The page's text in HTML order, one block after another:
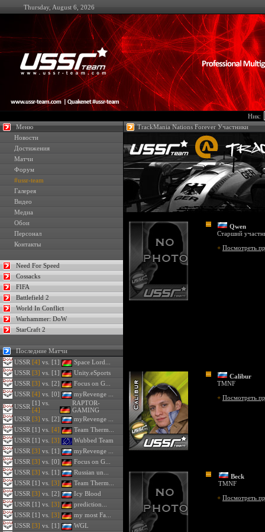
Thursday, August 6, 2026
Ник:
Меню
Новости
Достижения
Матчи
Форум
#ussr-team
Галерея
Видео
Медиа
Обои
Персонал
Контакты
Need For Speed
Cossacks
FIFA
Battlefield 2
World In Conflict
Warhammer: DoW
StarCraft 2
Последние Матчи
USSR [4] vs. [1]
Space Lord...
USSR [3] vs. [1]
Unity.eSports
USSR [3] vs. [2]
Focus on G...
USSR [4] vs. [0]
myRevenge ...
USSR [1] vs.
[4]
RAPTOR-
GAMING
USSR [3] vs. [2]
myRevenge ...
USSR [1] vs. [4]
Team Therm...
USSR [1] vs. [3]
Wubbed Team
USSR [3] vs. [1]
myRevenge ...
USSR [3] vs. [0]
Focus on G...
USSR [3] vs. [1]
Russian un...
USSR [1] vs. [3]
Team Therm...
USSR [3] vs. [2]
Icy Blood
USSR [1] vs. [3]
prediction...
USSR [1] vs. [3]
my most Fa...
USSR [3] vs. [1]
WGL
TrackMania Nations Forever Участники
Qwen
Старший
+ Посмотреть
Calibur
TMNF
+ Посмотреть
Beck
TMNF
+ Посмотреть